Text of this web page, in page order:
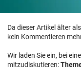
Da dieser Artikel älter
kein Kommentieren
Wir laden Sie ein, bei
mitzudiskutieren: